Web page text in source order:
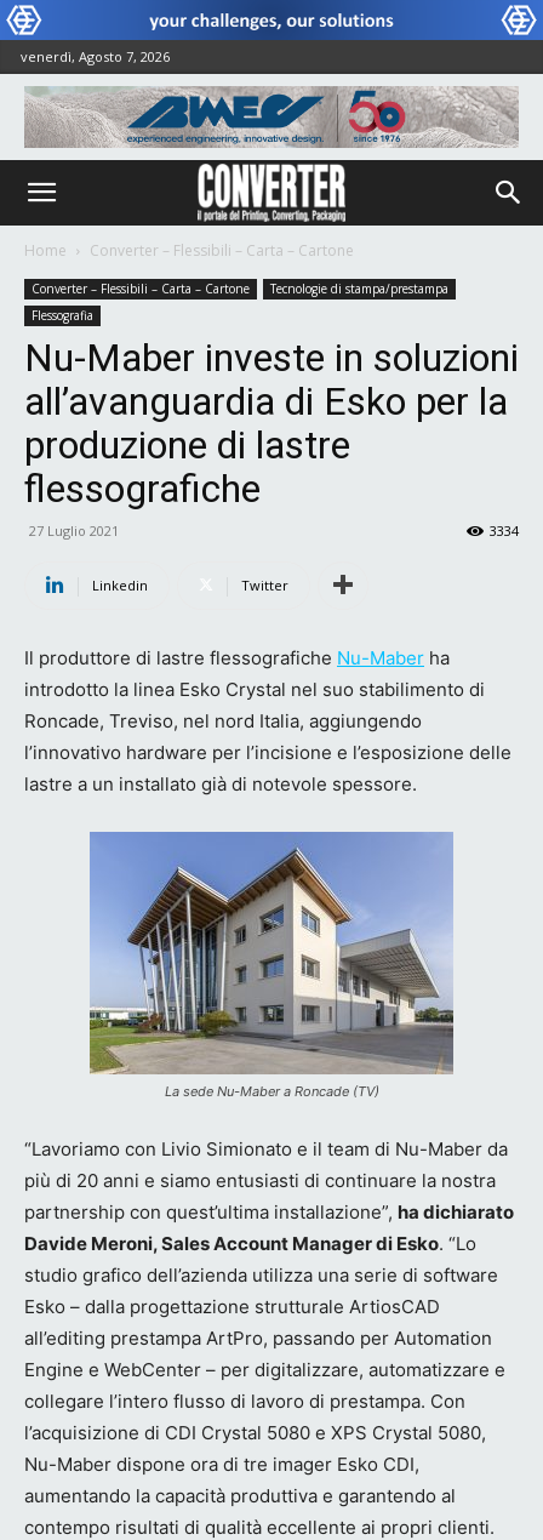
venerdì, Agosto 7, 2026
Home Converter – Flessibili – Carta – Cartone
Converter – Flessibili – Carta – Cartone
Tecnologie di stampa/prestampa
Flessografia
Nu-Maber investe in soluzioni
all’avanguardia di Esko per la
produzione di lastre
flessografiche
27 Luglio 2021 3334
Linkedin Twitter
Il produttore di lastre flessografiche Nu-Maber ha
introdotto la linea Esko Crystal nel suo stabilimento di
Roncade, Treviso, nel nord Italia, aggiungendo
l’innovativo hardware per l’incisione e l’esposizione delle
lastre a un installato già di notevole spessore.
La sede Nu-Maber a Roncade (TV)
“Lavoriamo con Livio Simionato e il team di Nu-Maber da
più di 20 anni e siamo entusiasti di continuare la nostra
partnership con quest’ultima installazione”, ha dichiarato
Davide Meroni, Sales Account Manager di Esko. “Lo
studio grafico dell’azienda utilizza una serie di software
Esko – dalla progettazione strutturale ArtiosCAD
all’editing prestampa ArtPro, passando per Automation
Engine e WebCenter – per digitalizzare, automatizzare e
collegare l’intero flusso di lavoro di prestampa. Con
l’acquisizione di CDI Crystal 5080 e XPS Crystal 5080,
Nu-Maber dispone ora di tre imager Esko CDI,
aumentando la capacità produttiva e garantendo al
contempo risultati di qualità eccellente ai propri clienti.